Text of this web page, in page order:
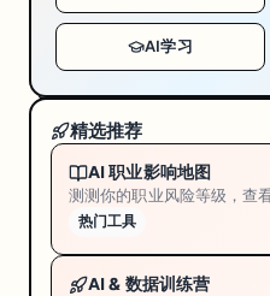
AI学习
精选推荐
AI 职业影响地图
测测你的职业风险等级，查
热门工具
AI & 数据训练营